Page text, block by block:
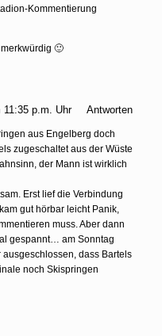
Kommentierung
🙂
11:35 p.m. Uhr
Antworten
aus Engelberg doch
zugeschaltet aus der Wüste
der Mann ist wirklich
Erst lief die Verbindung
gut hörbar leicht Panik,
muss. Aber dann
gespannt… am Sonntag
dass Bartels
noch Skispringen